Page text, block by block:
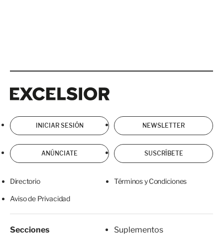
INICIAR SESIÓN NEWSLETTER
ANÚNCIATE SUSCRÍBETE
Directorio Términos y Condiciones
Aviso de Privacidad
Secciones
Suplementos